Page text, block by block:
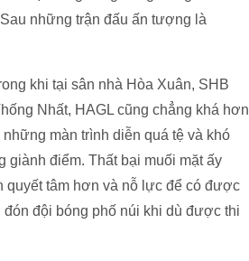
những trận đấu ấn tượng là
khi tại sân nhà Hòa Xuân, SHB
Nhất, HAGL cũng chẳng khá hơn
màn trình diễn quá tệ và khó
giành điểm. Thất bại muối mặt ấy
quyết tâm hơn và nỗ lực để có được
đội bóng phố núi khi dù được thi